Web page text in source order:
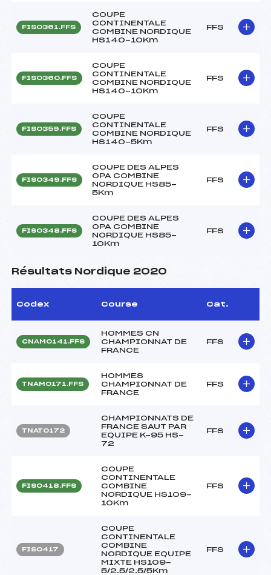
FIS0361.FFS
COUPE
CONTINENTALE
COMBINE NORDIQUE
HS140-10Km
FFS
FIS0360.FFS
COUPE
CONTINENTALE
COMBINE NORDIQUE
HS140-10Km
FFS
FIS0359.FFS
COUPE
CONTINENTALE
COMBINE NORDIQUE
HS140-5Km
FFS
FIS0349.FFS
COUPE DES ALPES
OPA COMBINE
NORDIQUE HS85-
5Km
FFS
FIS0348.FFS
COUPE DES ALPES
OPA COMBINE
NORDIQUE HS85-
10Km
FFS
Résultats Nordique 2020
Codex Course Cat.
CNAM0141.FFS
HOMMES CN
CHAMPIONNAT DE
FRANCE
FFS
TNAM0171.FFS
HOMMES
CHAMPIONNAT DE
FRANCE
FFS
TNAT0172
CHAMPIONNATS DE
FRANCE SAUT PAR
EQUIPE K-95 HS-
72
FFS
FIS0418.FFS
COUPE
CONTINENTALE
COMBINE
NORDIQUE HS109-
10Km
FFS
FIS0417
COUPE
CONTINENTALE
COMBINE
NORDIQUE EQUIPE
MIXTE HS109-
5/2.5/2.5/5Km
FFS